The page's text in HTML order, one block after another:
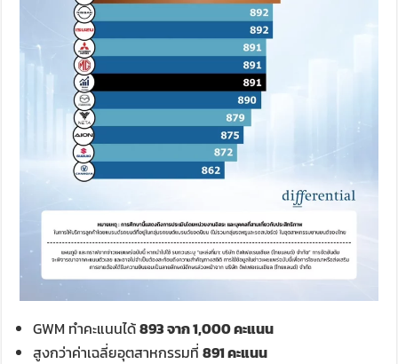
GWM ทำคะแนนได้893 จาก 1,000 คะแนน
สูงกว่าค่าเฉลี่ยอุตสาหกรรมที่891 คะแนน